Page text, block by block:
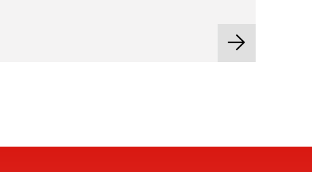
accompagnare l’investitore in un percorso